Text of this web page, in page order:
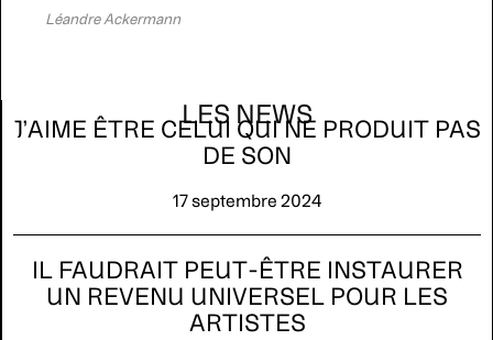
Léandre Ackermann
LES NEWS
J’AIME ÊTRE CELUI QUI NE PRODUIT PAS
DE SON
17 septembre 2024
IL FAUDRAIT PEUT-ÊTRE INSTAURER
UN REVENU UNIVERSEL POUR LES
ARTISTES